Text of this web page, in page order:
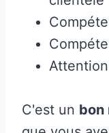
C'est un bon